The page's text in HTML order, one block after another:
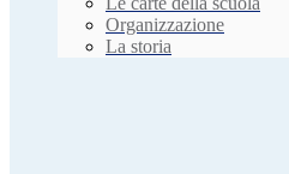
Organizzazione
La storia